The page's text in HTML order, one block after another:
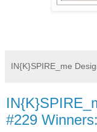
IN{K}SPIRE_me
#229